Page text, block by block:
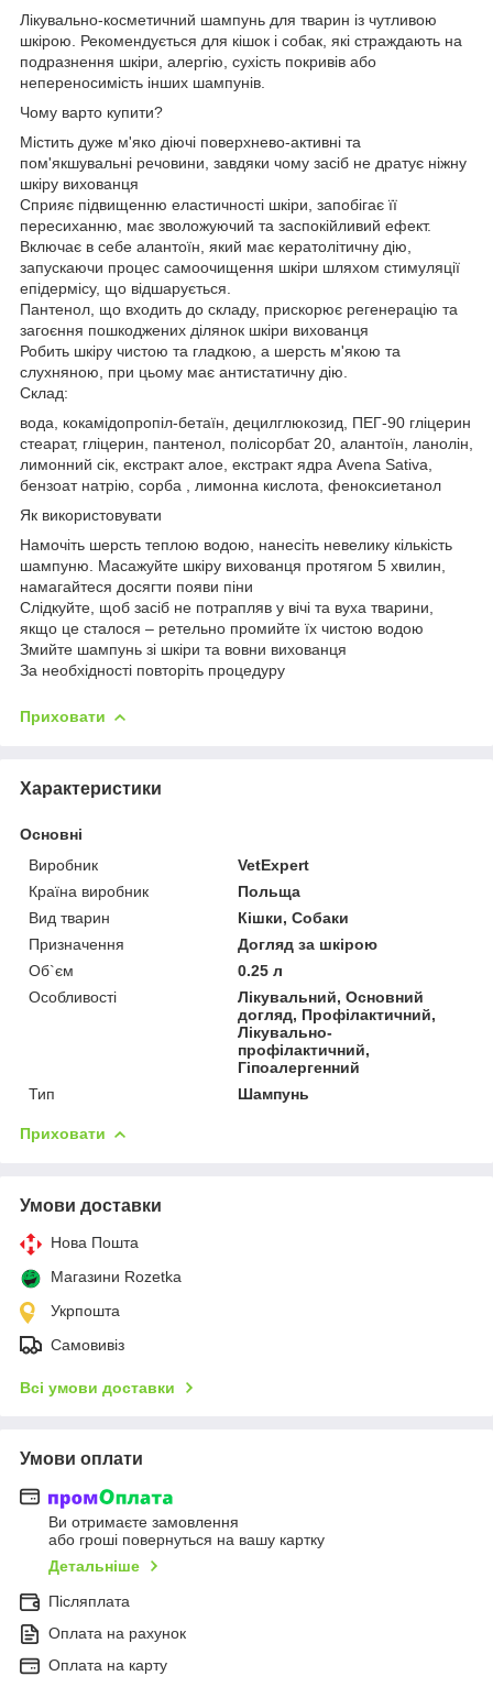
Лікувально-косметичний шампунь для тварин із чутливою
шкірою. Рекомендується для кішок і собак, які страждають на
подразнення шкіри, алергію, сухість покривів або
непереносимість інших шампунів.
Чому варто купити?
Містить дуже м'яко діючі поверхнево-активні та
пом'якшувальні речовини, завдяки чому засіб не дратує ніжну
шкіру вихованця
Сприяє підвищенню еластичності шкіри, запобігає її
пересиханню, має зволожуючий та заспокійливий ефект.
Включає в себе алантоїн, який має кератолітичну дію,
запускаючи процес самоочищення шкіри шляхом стимуляції
епідермісу, що відшарується.
Пантенол, що входить до складу, прискорює регенерацію та
загоєння пошкоджених ділянок шкіри вихованця
Робить шкіру чистою та гладкою, а шерсть м'якою та
слухняною, при цьому має антистатичну дію.
Склад:
вода, кокамідопропіл-бетаїн, децилглюкозид, ПЕГ-90 гліцерин
стеарат, гліцерин, пантенол, полісорбат 20, алантоїн, ланолін,
лимонний сік, екстракт алое, екстракт ядра Avena Sativa,
бензоат натрію, сорба , лимонна кислота, феноксиетанол
Як використовувати
Намочіть шерсть теплою водою, нанесіть невелику кількість
шампуню. Масажуйте шкіру вихованця протягом 5 хвилин,
намагайтеся досягти появи піни
Слідкуйте, щоб засіб не потрапляв у вічі та вуха тварини,
якщо це сталося – ретельно промийте їх чистою водою
Змийте шампунь зі шкіри та вовни вихованця
За необхідності повторіть процедуру
Приховати
Характеристики
Основні
Виробник
VetExpert
Країна виробник
Польща
Вид тварин
Кішки, Собаки
Призначення
Догляд за шкірою
Об`єм
0.25 л
Особливості
Лікувальний, Основний
догляд, Профілактичний,
Лікувально-
профілактичний,
Гіпоалергенний
Тип
Шампунь
Приховати
Умови доставки
Нова Пошта
Магазини Rozetka
Укрпошта
Самовивіз
Всі умови доставки
Умови оплати
Ви отримаєте замовлення
або гроші повернуться на вашу картку
Детальніше
Післяплата
Оплата на рахунок
Оплата на карту